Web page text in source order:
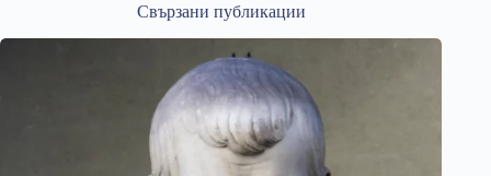
Свързани публикации